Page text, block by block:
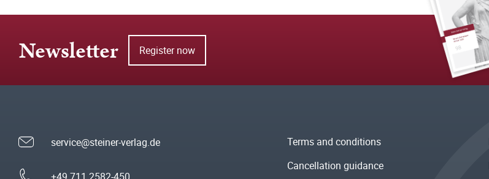
Newsletter Register now
service@steiner-verlag.de
Terms and conditions
Cancellation guidance